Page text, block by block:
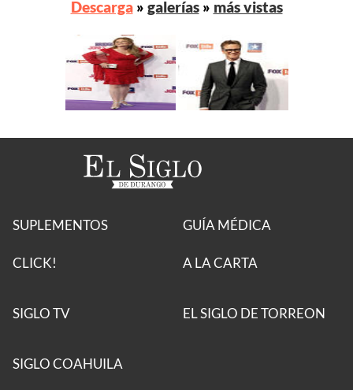
Descarga» galerías» más vistas
SUPLEMENTOS
CLICK!
GUÍA MÉDICA
A LA CARTA
SIGLO TV EL SIGLO DE TORREON
SIGLO COAHUILA